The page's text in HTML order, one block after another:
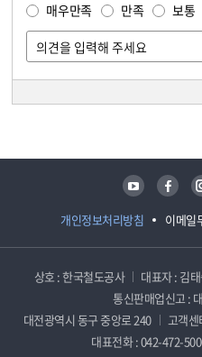
매우만족 만족 보통
개인정보처리방침 이메일
유튜브 페이스북
상호 : 한국철도공사 대표자 : 김
통신판매업신고 :
대전광역시 동구 중앙로 240
고객센
대표전화 : 042-472-